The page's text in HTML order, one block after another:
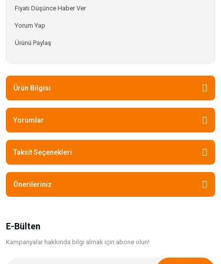
Fiyatı Düşünce Haber Ver
Yorum Yap
Ürünü Paylaş
Ürün Bilgisi
Yorumlar
Taksit Seçenekleri
Önerileriniz
E-Bülten
Kampanyalar hakkında bilgi almak için abone olun!